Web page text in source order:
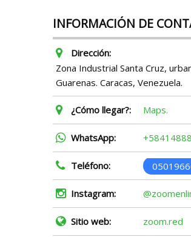
INFORMACIÓN DE
Dirección:
Zona Industrial Santa Cruz,
Guarenas. Caracas, Venezuela.
¿Cómo llegar?: Maps.
WhatsApp:
Teléfono:
Instagram:
Sitio web: zoom.red